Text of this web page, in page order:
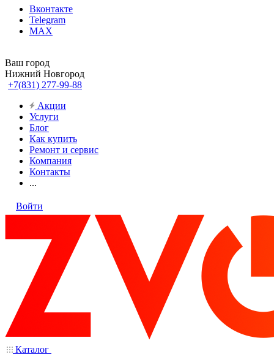
Вконтакте
Telegram
MAX
Ваш город
Нижний Новгород
+7(831) 277-99-88
Акции
Услуги
Блог
Как купить
Ремонт и сервис
Компания
Контакты
...
Войти
Каталог